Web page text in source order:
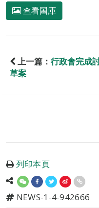
查看圖庫
上一篇： 行政會完成
草案
列印本頁
NEWS-1-4-942666